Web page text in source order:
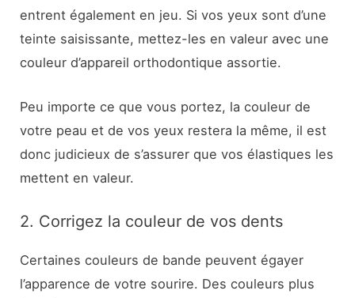
entrent également en jeu. Si vos yeux sont d’une
teinte saisissante, mettez-les en valeur avec une
couleur d’appareil orthodontique assortie.
Peu importe ce que vous portez, la couleur de
votre peau et de vos yeux restera la même, il est
donc judicieux de s’assurer que vos élastiques les
mettent en valeur.
2. Corrigez la couleur de vos dents
Certaines couleurs de bande peuvent égayer
l’apparence de votre sourire. Des couleurs plus